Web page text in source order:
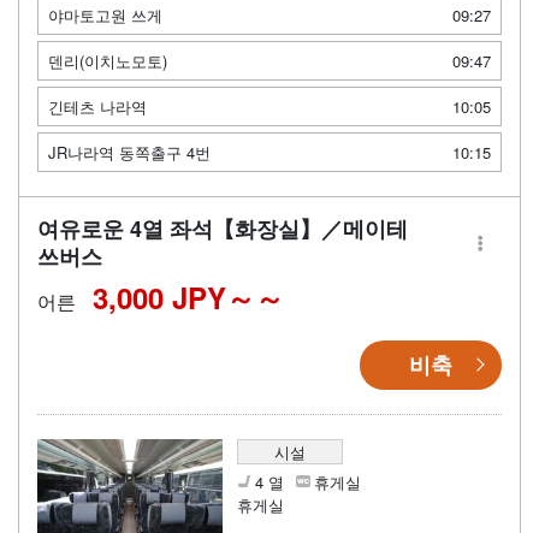
야마토고원 쓰게
09:27
덴리(이치노모토)
09:47
긴테츠 나라역
10:05
JR나라역 동쪽출구 4번
10:15
여유로운 4열 좌석【화장실】／메이테
쓰버스
어른 3,000 JPY～
비축
시설
4 열
휴게실
휴게실